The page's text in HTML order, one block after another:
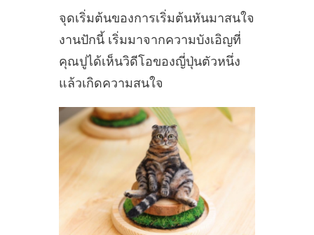
จุดเริ่มต้นของการเริ่มต้นหันมาสนใจ
งานปักนี้ เริ่มมาจากความบังเอิญที่
คุณปูได้เห็นวิดีโอของญี่ปุ่นตัวหนึ่ง
แล้วเกิดความสนใจ